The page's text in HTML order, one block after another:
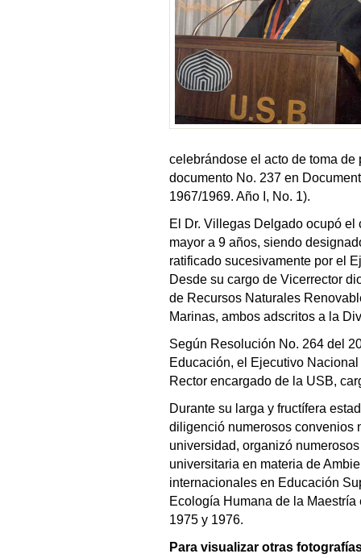
celebrándose el acto de toma
documento No. 237 en
1967/1969. Año I, No. 1).
El Dr. Villegas Delgado ocupó
mayor a 9 años, siendo
ratificado sucesivamente por el
Desde su cargo de Vicerrector
de Recursos Naturales
Marinas, ambos adscritos a la
Según Resolución No. 264 del
Educación, el Ejecutivo
Rector encargado de la USB,
Durante su larga y fructífera
diligenció numerosos convenios
universidad, organizó
universitaria en materia de
internacionales en Educación
Ecología Humana de la
1975 y 1976.
Para visualizar otras